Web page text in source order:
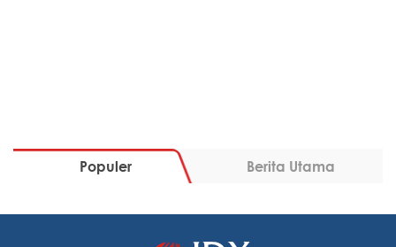
Populer Berita Utama